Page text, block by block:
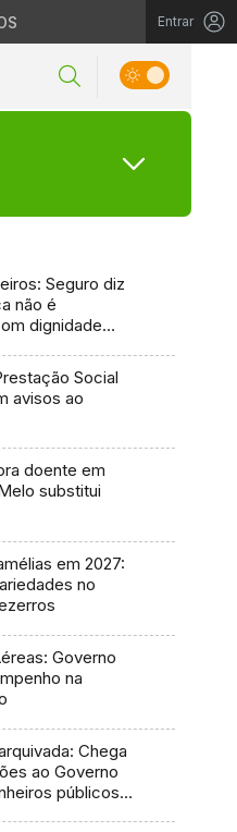
Entrar
Seguro diz
não é
dignidade
Social
avisos ao
doente em
substitui
em 2027:
no
Governo
na
Chega
ao Governo
públicos